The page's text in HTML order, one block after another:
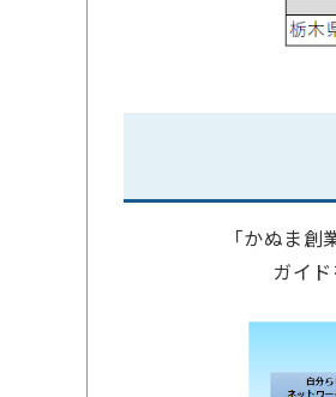
「かぬま
ガイ